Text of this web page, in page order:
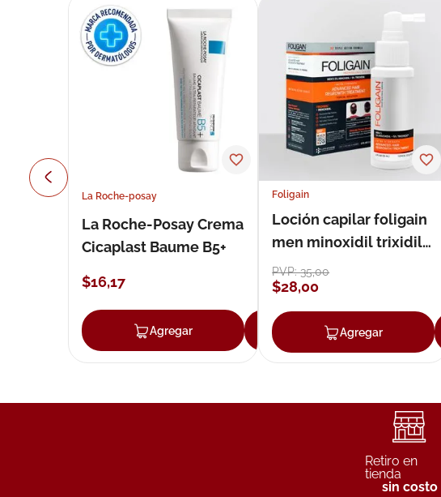
La Roche-posay
La Roche-Posay Crema
Cicaplast Baume B5+
$16,17
Agregar Agregar
Foligain
Loción capilar foligain
men minoxidil trixidil
loción 59 ml
PVP:35,00
$28,00
Agregar
Retiro en
tienda
sin costo